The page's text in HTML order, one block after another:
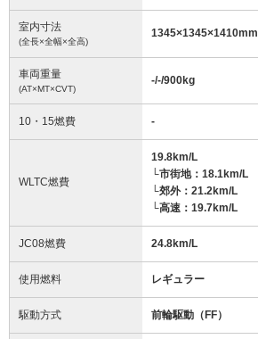
室内寸法
(全長×全幅×全高)
1345×1345×1410mm
車両重量
(AT×MT×CVT)
-/-/900kg
10・15燃費 -
WLTC燃費
19.8km/L
└市街地：18.1km/L
└郊外：21.2km/L
└高速：19.7km/L
JC08燃費 24.8km/L
使用燃料 レギュラー
駆動方式 前輪駆動（FF）